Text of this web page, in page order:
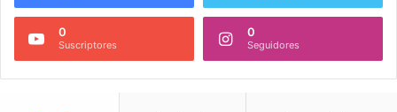
0
Suscriptores
0
Seguidores